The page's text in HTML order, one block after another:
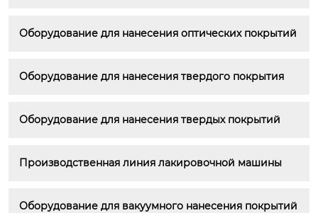
Оборудование для нанесения оптических покрытий
Оборудование для нанесения твердого покрытия
Оборудование для нанесения твердых покрытий
Производственная линия лакировочной машины
Оборудование для вакуумного нанесения покрытий